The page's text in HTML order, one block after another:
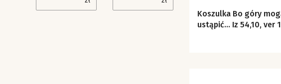
Koszulka Bo góry mogą
ustąpić… Iz 54,10, ver 1